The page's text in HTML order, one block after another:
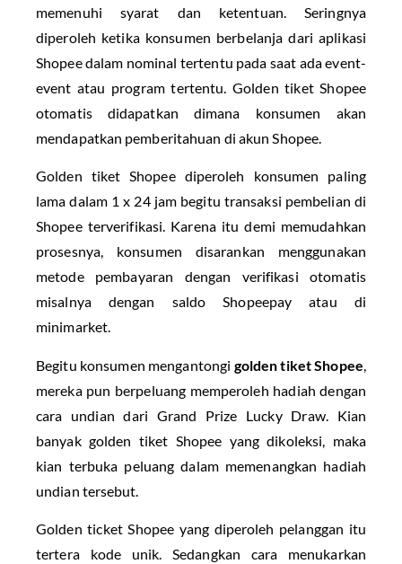
memenuhi syarat dan ketentuan. Seringnya
diperoleh ketika konsumen berbelanja dari aplikasi
Shopee dalam nominal tertentu pada saat ada event-
event atau program tertentu. Golden tiket Shopee
otomatis didapatkan dimana konsumen akan
mendapatkan pemberitahuan di akun Shopee.
Golden tiket Shopee diperoleh konsumen paling
lama dalam 1 x 24 jam begitu transaksi pembelian di
Shopee terverifikasi. Karena itu demi memudahkan
prosesnya, konsumen disarankan menggunakan
metode pembayaran dengan verifikasi otomatis
misalnya dengan saldo Shopeepay atau di
minimarket.
Begitu konsumen mengantongi golden tiket Shopee
mereka pun berpeluang memperoleh hadiah dengan
cara undian dari Grand Prize Lucky Draw. Kian
banyak golden tiket Shopee yang dikoleksi, maka
kian terbuka peluang dalam memenangkan hadiah
undian tersebut.
Golden ticket Shopee yang diperoleh pelanggan itu
tertera kode unik. Sedangkan cara menukarkan